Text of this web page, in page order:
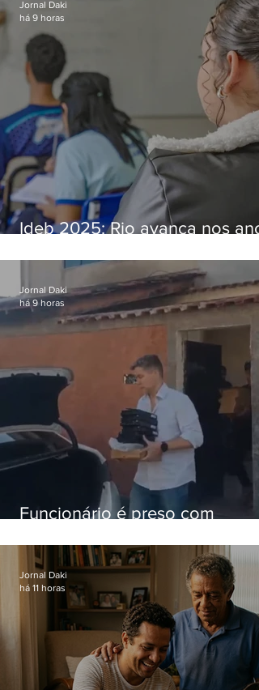
Ideb 2025: Rio avança nos
nacional
Jornal Daki
há 9 horas
Funcionário é preso com
Hospital do Andaraí
Jornal Daki
há 9 horas
Jornal Daki
há 11 horas